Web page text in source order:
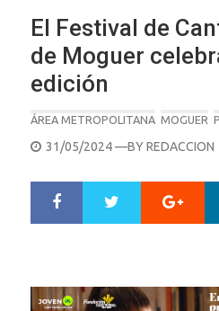
El Festival de
de Moguer
edición
ÁREA METROPOLITANA MOGUER
POSTED
31/05/2024—BYREDACCION